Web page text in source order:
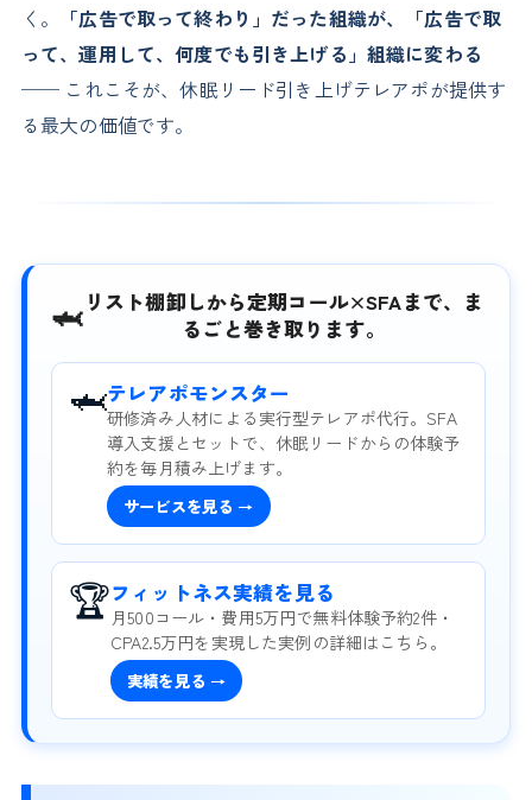
く。
「広告で取って終わり」だった組織が、「広告で取
って、運用して、何度でも引き上げる」組織に変わる
── これこそが、休眠リード引き上げテレアポが提供す
る最大の価値です。
🦈 リスト棚卸しから定期コール×SFAまで、ま
るごと巻き取ります。
🦈テレアポモンスター
研修済み人材による実行型テレアポ代行。SFA
導入支援とセットで、休眠リードからの体験予
約を毎月積み上げます。
サービスを見る →
🏆フィットネス実績を見る
月500コール・費用5万円で無料体験予約2件・
CPA2.5万円を実現した実例の詳細はこちら。
実績を見る →